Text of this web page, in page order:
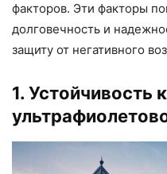
факторов. Эти факторы
долговечность и
защиту от негативного
1. Устойчивость к